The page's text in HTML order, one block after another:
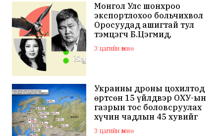
Монгол Улс шонхроо
экспортлохоо больчихвол
Оросуудад ашигтай тул
тэмцэгч Б.Цэгмид,
Н.Эрдэнэ зэрэг хүмүүсийг
санхүүжүүлдэг байж
3 цагийн өмнө
Украины дроны цохилтод
өртсөн 15 үйлдвэр ОХУ-ын
газрын тос боловсруулах
хүчин чадлын 45 хувийг
бүрдүүлдэг байжээ
3 цагийн өмнө